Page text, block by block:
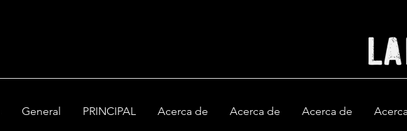
General PRINCIPAL Acerca de Acerca de Acerca de